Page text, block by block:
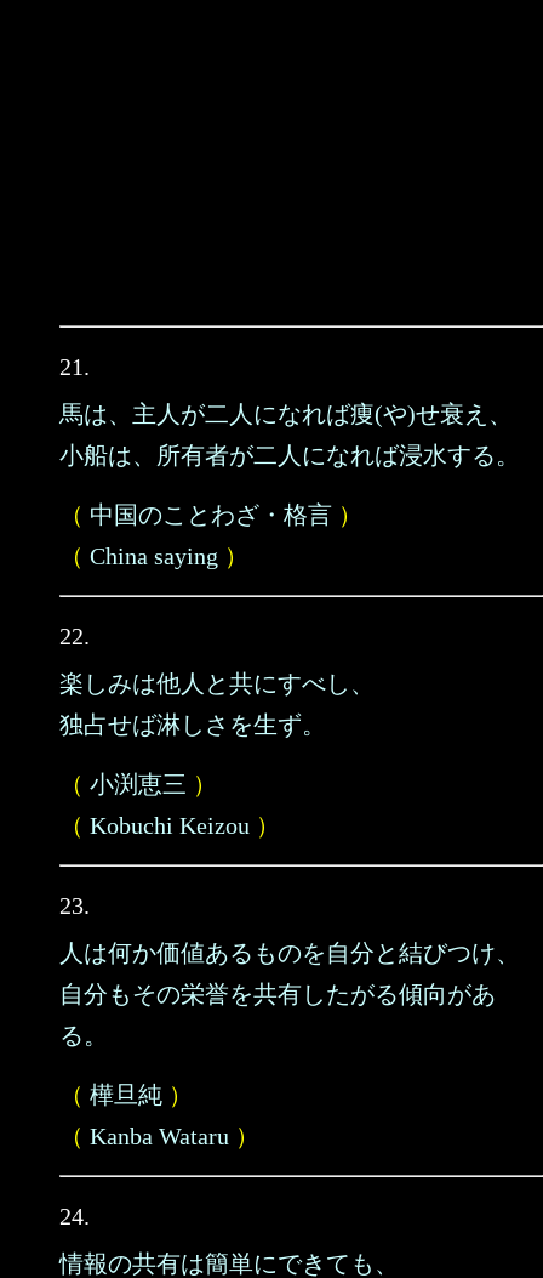
21.
馬は、主人が二人になれば痩(や)せ衰え、
小船は、所有者が二人になれば浸水する。
（ 中国のことわざ・格言 ）
（ China saying ）
22.
楽しみは他人と共にすべし、
独占せば淋しさを生ず。
（ 小渕恵三 ）
（ Kobuchi Keizou ）
23.
人は何か価値あるものを自分と結びつけ、
自分もその栄誉を共有したがる傾向があ
る。
（ 樺旦純 ）
（ Kanba Wataru ）
24.
情報の共有は簡単にできても、